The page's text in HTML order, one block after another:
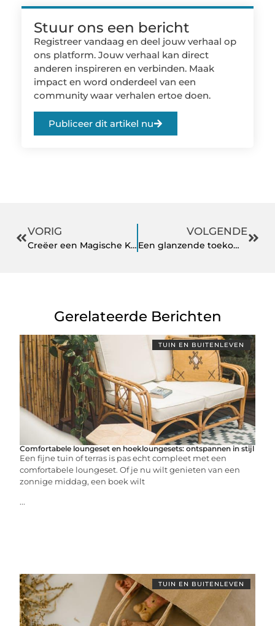
Stuur ons een bericht
Registreer vandaag en deel jouw verhaal op
ons platform. Jouw verhaal kan direct
anderen inspireren en verbinden. Maak
impact en word onderdeel van een
community waar verhalen ertoe doen.
Publiceer dit artikel nu
VORIG
Creëer een Magische Kerstsfeer met Kunstkerstbomen van Kunstkerstboompunt.nl
VOLGENDE
Een glanzende toekomst met schoonmaakbedrijven in Zuid-Limburg
Gerelateerde Berichten
TUIN EN BUITENLEVEN
Comfortabele loungeset en hoekloungesets: ontspannen in stijl
Een fijne tuin of terras is pas echt compleet met een
comfortabele loungeset. Of je nu wilt genieten van een
zonnige middag, een boek wilt
...
TUIN EN BUITENLEVEN